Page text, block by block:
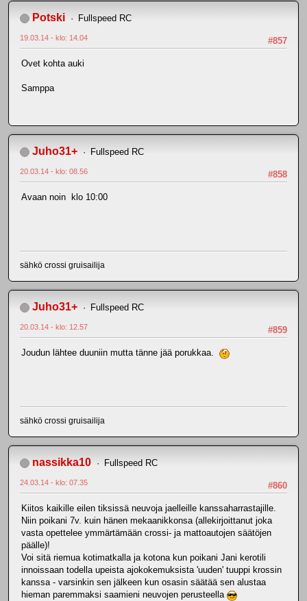
Potski Fullspeed RC
#857
19.03.14 - klo: 14.04
Ovet kohta auki
Samppa
Juho31+ Fullspeed RC
#858
20.03.14 - klo: 08.56
Avaan noin klo 10:00
sähkö crossi gruisailija
Juho31+ Fullspeed RC
#859
20.03.14 - klo: 12.57
Joudun lähtee duuniin mutta tänne jää porukkaa.
sähkö crossi gruisailija
nassikka10 Fullspeed RC
#860
24.03.14 - klo: 07.35
Kiitos kaikille eilen tiksissä neuvoja jaelleille kanssaharrastajille.
Niin poikani 7v. kuin hänen mekaanikkonsa (allekirjoittanut joka
vasta opettelee ymmärtämään crossi- ja mattoautojen säätöjen
päälle)!
Voi sitä riemua kotimatkalla ja kotona kun poikani Jani kerotili
innoissaan todella upeista ajokokemuksista 'uuden' tuuppi krossin
kanssa - varsinkin sen jälkeen kun osasin säätää sen alustaa
hieman paremmaksi saamieni neuvojen perusteella